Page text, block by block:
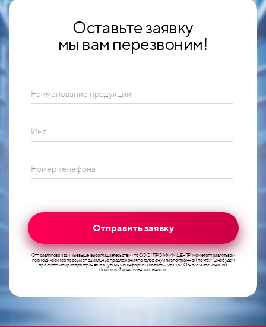
Оставьте заявку
мы вам перезвоним!
Наименование продукции
Имя
Номер телефона
Отправить заявку
Отправляя свои данные выше, вы соглашаетесь с тем, что ООО "ПРОМХИМЦЕНТР" может отправлять вам
периодические опросы и специальные предложения по телефону или электронной почте. Мы не будем
продавать или распространять вашу личную информацию третьим лицам. Ознакомьтесь с нашей
Политикой конфиденциальности.